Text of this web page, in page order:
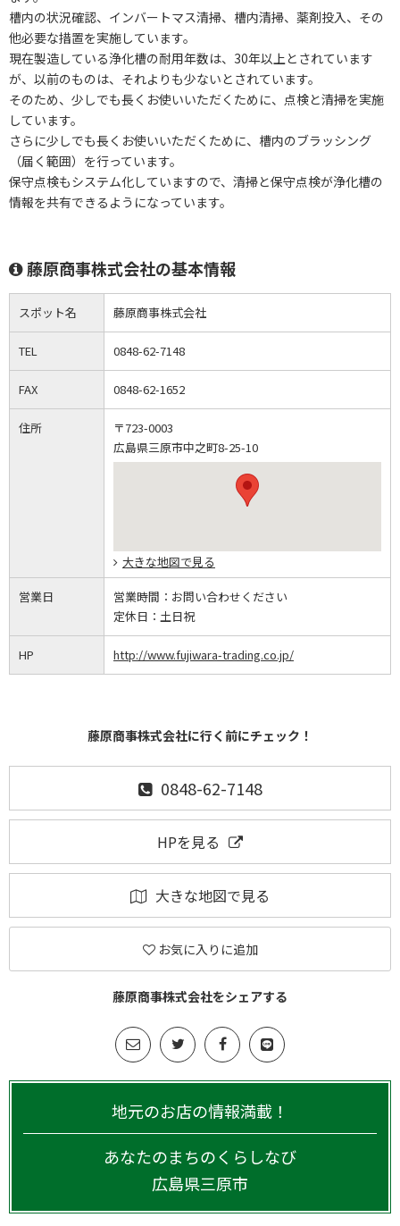
槽内の状況確認、インバートマス清掃、槽内清掃、薬剤投入、その
他必要な措置を実施しています。
現在製造している浄化槽の耐用年数は、30年以上とされています
が、以前のものは、それよりも少ないとされています。
そのため、少しでも長くお使いいただくために、点検と清掃を実施
しています。
さらに少しでも長くお使いいただくために、槽内のブラッシング
（届く範囲）を行っています。
保守点検もシステム化していますので、清掃と保守点検が浄化槽の
情報を共有できるようになっています。
藤原商事株式会社の基本情報
スポット名 藤原商事株式会社
TEL 0848-62-7148
FAX 0848-62-1652
住所
〒723-0003
広島県三原市中之町8-25-10
大きな地図で見る
営業日 営業時間： お問い合わせください
定休日： 土日祝
HP http://www.fujiwara-trading.co.jp/
藤原商事株式会社に行く前にチェック！
0848-62-7148
HPを見る
大きな地図で見る
お気に入りに追加
藤原商事株式会社をシェアする
地元のお店の情報満載！
あなたのまちのくらしなび
広島県三原市